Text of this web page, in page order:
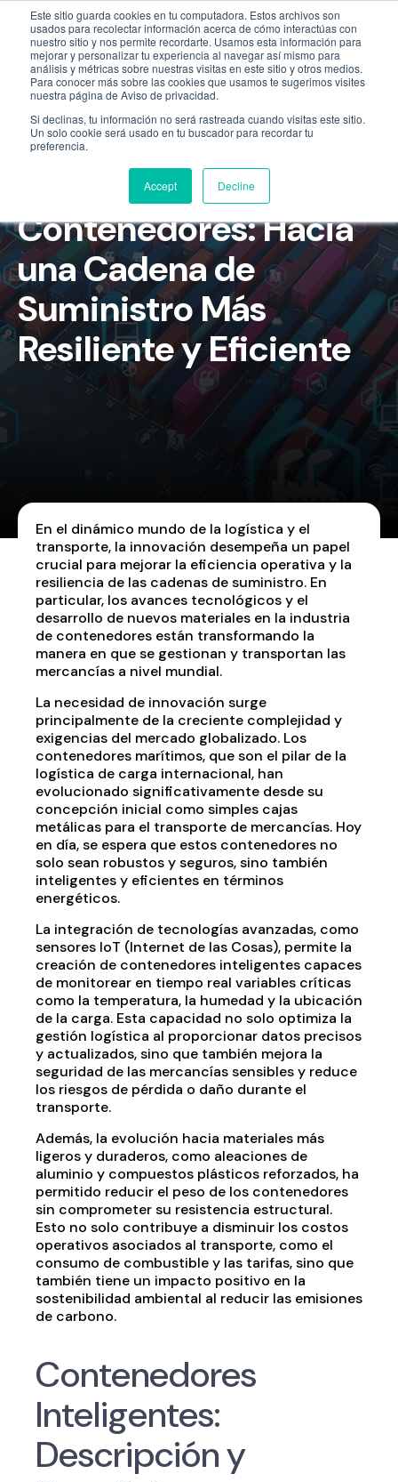
Este sitio guarda cookies en tu computadora. Estos archivos son
usados para recolectar información acerca de cómo interactúas con
nuestro sitio y nos permite recordarte. Usamos esta información para
mejorar y personalizar tu experiencia al navegar así mismo para
análisis y métricas sobre nuestras visitas en este sitio y otros medios.
Para conocer más sobre las cookies que usamos te sugerimos visites
nuestra página de Aviso de privacidad.
Si declinas, tu información no será rastreada cuando visitas este sitio.
Un solo cookie será usado en tu buscador para recordar tu
preferencia.
Accept Decline
Empresa 55 9331 4081 800 507 4073
Innovaciones en
Contenedores: Hacia
una Cadena de
Suministro Más
Resiliente y Eficiente
En el dinámico mundo de la logística y el
transporte, la innovación desempeña un papel
crucial para mejorar la eficiencia operativa y la
resiliencia de las cadenas de suministro. En
particular, los avances tecnológicos y el
desarrollo de nuevos materiales en la industria
de contenedores están transformando la
manera en que se gestionan y transportan las
mercancías a nivel mundial.
La necesidad de innovación surge
principalmente de la creciente complejidad y
exigencias del mercado globalizado. Los
contenedores marítimos, que son el pilar de la
logística de carga internacional, han
evolucionado significativamente desde su
concepción inicial como simples cajas
metálicas para el transporte de mercancías. Hoy
en día, se espera que estos contenedores no
solo sean robustos y seguros, sino también
inteligentes y eficientes en términos
energéticos.
La integración de tecnologías avanzadas, como
sensores IoT (Internet de las Cosas), permite la
creación de contenedores inteligentes capaces
de monitorear en tiempo real variables críticas
como la temperatura, la humedad y la ubicación
de la carga. Esta capacidad no solo optimiza la
gestión logística al proporcionar datos precisos
y actualizados, sino que también mejora la
seguridad de las mercancías sensibles y reduce
los riesgos de pérdida o daño durante el
transporte.
Además, la evolución hacia materiales más
ligeros y duraderos, como aleaciones de
aluminio y compuestos plásticos reforzados, ha
permitido reducir el peso de los contenedores
sin comprometer su resistencia estructural.
Esto no solo contribuye a disminuir los costos
operativos asociados al transporte, como el
consumo de combustible y las tarifas, sino que
también tiene un impacto positivo en la
sostenibilidad ambiental al reducir las emisiones
de carbono.
Contenedores
Inteligentes:
Descripción y